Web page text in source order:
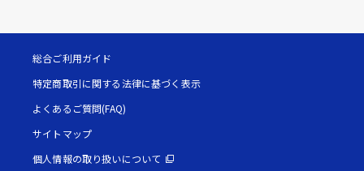
総合ご利用ガイド
特定商取引に関する法律に基づく表示
よくあるご質問(FAQ)
サイトマップ
個人情報の取り扱いについて